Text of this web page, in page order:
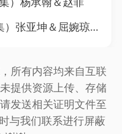
＆屈婉琼＆尹昕＆爪爪
所有内容均来自互联
提供资源上传、存储
发送相关证明文件至
与我们联系进行屏蔽